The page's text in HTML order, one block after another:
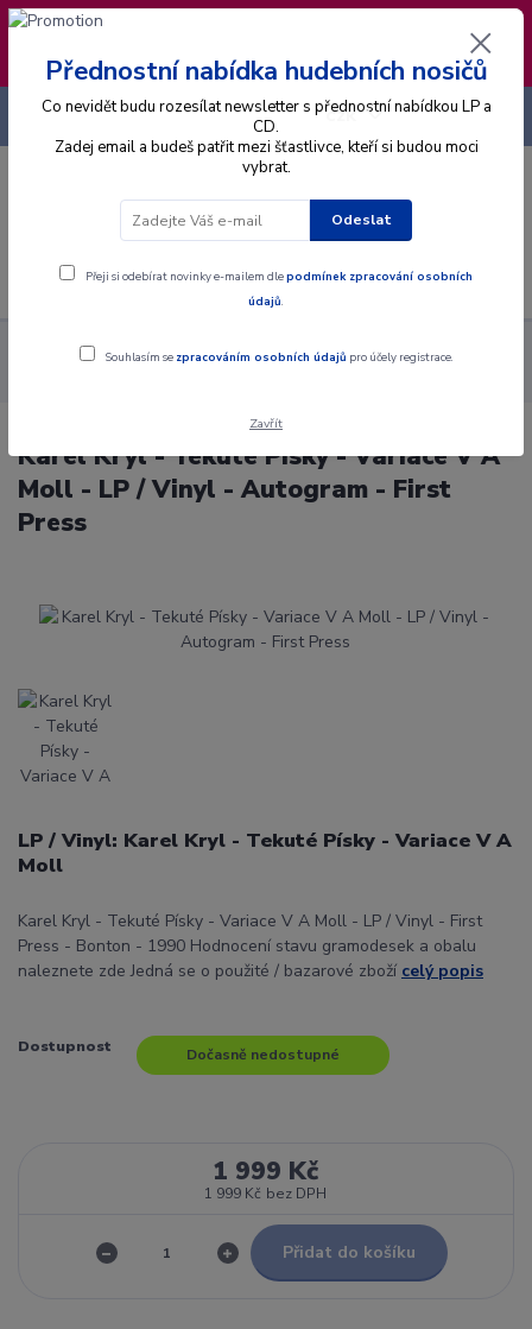
❣️ Od 4.8. do 13.8. čerpám dovolenou. Datum
expedice objednávek se posouvá na pátek
14.8.2026 🐋
Menu
CZK
+420 725 736 293
Alba Gramodesky
Karel Kryl - Tekuté Písky - Variace V A Moll
Karel Kryl - Tekuté Písky - Variace V A
Moll - LP / Vinyl - Autogram - First
Press
LP / Vinyl: Karel Kryl - Tekuté Písky - Variace V A
Moll
Karel Kryl - Tekuté Písky - Variace V A Moll - LP / Vinyl - First
Press - Bonton - 1990 Hodnocení stavu gramodesek a obalu
naleznete zde Jedná se o použité / bazarové zboží celý popis
Dostupnost Dočasně nedostupné
1 999 Kč
1 999 Kč bez DPH
Přidat do košíku
Přednostní nabídka hudebních nosičů
Co nevidět budu rozesílat newsletter s přednostní nabídkou LP a
CD.
Zadej email a budeš patřit mezi šťastlivce, kteří si budou moci
vybrat.
Odeslat
Přeji si odebírat novinky e-mailem dlepodmínek zpracování osobních
údajů.
Souhlasím se zpracováním osobních údajů pro účely registrace.
Zavřít